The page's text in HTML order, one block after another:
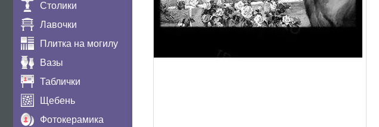
Столики
Лавочки
Плитка на могилу
Вазы
Таблички
Щебень
Фотокерамика